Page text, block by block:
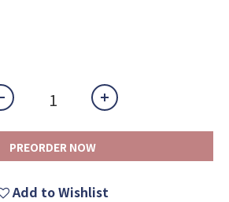
PREORDER NOW
Add to Wishlist